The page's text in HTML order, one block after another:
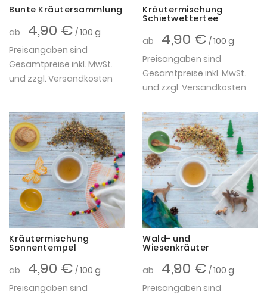
Bunte Kräutersammlung
ab
4,90 € / 100 g
Preisangaben sind
Gesamtpreise inkl. MwSt.
und zzgl. Versandkosten
Kräutermischung
Schietwettertee
ab
4,90 € / 100 g
Preisangaben sind
Gesamtpreise inkl. MwSt.
und zzgl. Versandkosten
Kräutermischung
Sonnentempel
ab
4,90 € / 100 g
Preisangaben sind
Wald- und
Wiesenkräuter
ab
4,90 € / 100 g
Preisangaben sind